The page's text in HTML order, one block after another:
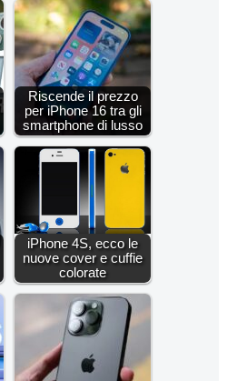
Riscende il prezzo
per iPhone 16 tra gli
smartphone di lusso
iPhone 4S, ecco le
nuove cover e cuffie
colorate